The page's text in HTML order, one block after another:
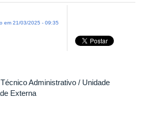
em 21/03/2025 - 09:35
Administrativo / Unidade
Externa